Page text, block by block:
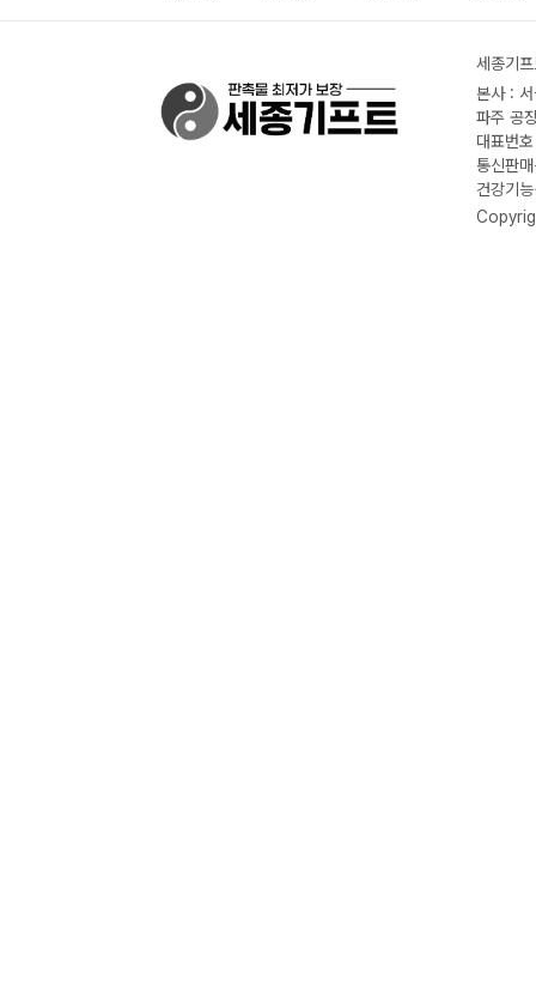
세종기
본사 :
파주 공
대표번
통신판
건강기